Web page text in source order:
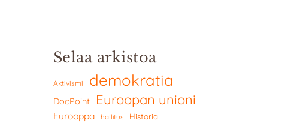
Selaa arkistoa
Aktivismi demokratia
DocPoint Euroopan unioni
Eurooppa hallitus Historia